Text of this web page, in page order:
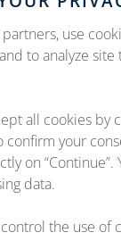
– Jebel Ali
Atlanta, Georgia
Singapore –
hors de
use
to analyze
all cookies
confirm your
on
data.
the use of